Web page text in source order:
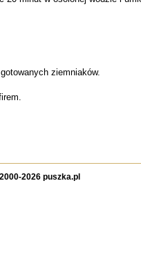
ziemniaków.
2000-2026 puszka.pl